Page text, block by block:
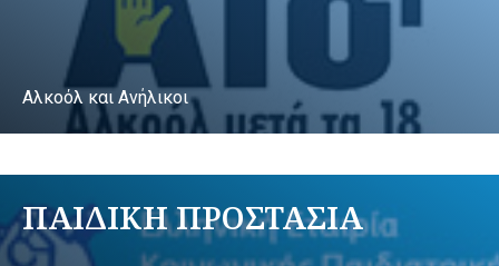
Αλκοόλ και Ανήλικοι
ΠΑΙΔΙΚΗ ΠΡΟΣΤΑΣΙΑ